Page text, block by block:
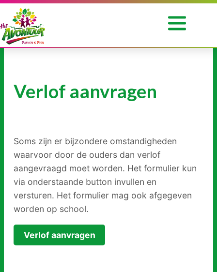
naar
de
inhoud
Verlof aanvragen
Soms zijn er bijzondere omstandigheden
waarvoor door de ouders dan verlof
aangevraagd moet worden. Het formulier kun
via onderstaande button invullen en
versturen. Het formulier mag ook afgegeven
worden op school.
Verlof aanvragen
school
Opvang
informatie
Contact
Nieuwe
Leerling